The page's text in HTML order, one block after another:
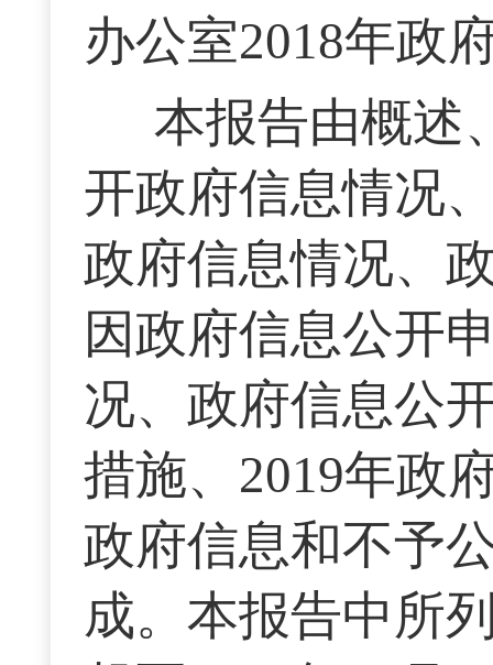
办公室2018年政
本报告由概述
开政府信息情况
政府信息情况、
因政府信息公开
况、政府信息公
措施、2019年政
政府信息和不予
成。本报告中所